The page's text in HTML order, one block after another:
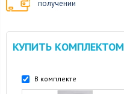
получении
КУПИТЬ КОМПЛЕКТОМ
В комплекте